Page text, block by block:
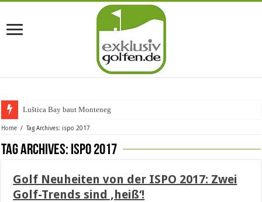
Luštica Bay baut Montenegros e
Home / Tag Archives: ispo 2017
Tag Archives: ispo 2017
Golf Neuheiten von der ISPO 2017: Zwei
Golf-Trends sind ‚heiß‘!